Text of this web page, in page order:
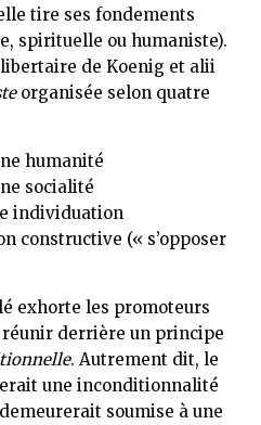
tire ses fondements
spirituelle ou humaniste).
de Koenig et alii
organisée selon quatre
humanité
socialité
individuation
constructive (« s’opposer
exhorte les promoteurs
derrière un principe
. Autrement dit, le
une inconditionnalité
soumise à une